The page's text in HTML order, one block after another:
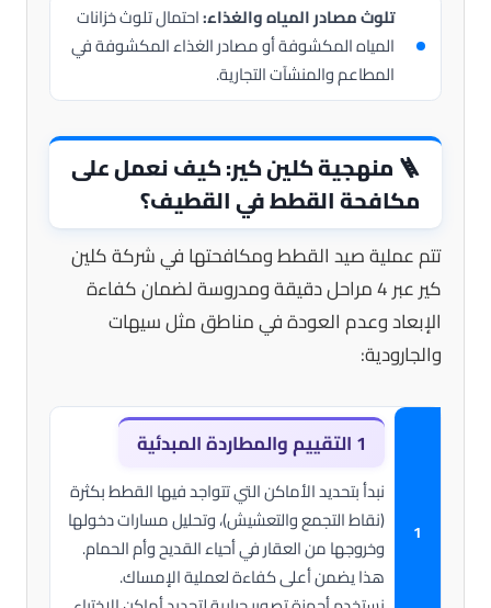
تلوث مصادر المياه والغذاء:احتمال تلوث خزانات
المياه المكشوفة أو مصادر الغذاء المكشوفة في
المطاعم والمنشآت التجارية.
🪜منهجية كلين كير: كيف نعمل على
مكافحة القطط في القطيف؟
تتم عملية صيد القطط ومكافحتها في شركة كلين
كير عبر 4 مراحل دقيقة ومدروسة لضمان كفاءة
الإبعاد وعدم العودة في مناطق مثل سيهات
والجارودية:
1التقييم والمطاردة المبدئية
نبدأ بتحديد الأماكن التي تتواجد فيها القطط بكثرة
(نقاط التجمع والتعشيش)، وتحليل مسارات دخولها
وخروجها من العقار في أحياء القديح وأم الحمام.
هذا يضمن أعلى كفاءة لعملية الإمساك.